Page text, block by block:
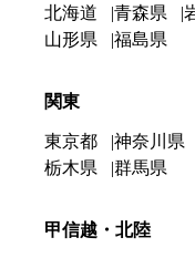
北海道 青森県
山形県
福島県
関東
東京都 神奈川県
栃木県
群馬県
甲信越・北陸